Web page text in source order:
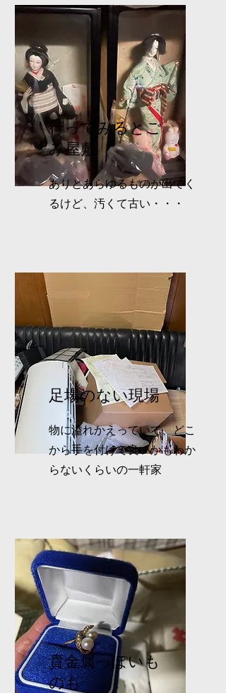
行ってみるとご
み屋敷
ありとあらゆるものが出てく
るけど、汚くて古い・・・
足場のない現場
物に溢れかえっていて、どこ
から手を付けて良いかもわか
らないくらいの一軒家
貴金属っぽいも
のも